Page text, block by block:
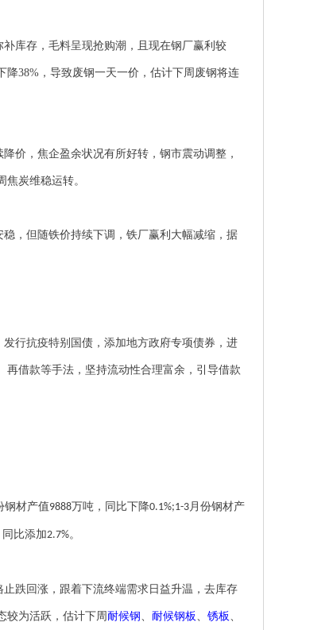
库存，毛料呈现抢购潮，且现在钢厂赢利较
降38% ，导致废钢一天一价，估计下周废钢将连
价，焦企盈余状况有所好转，钢市震动调整，
炭维稳运转。
，但随铁价持续下调，铁厂赢利大幅减缩，据
行抗疫特别国债，添加地方政府专项债券，进
借款等手法，坚持流动性合理富余，引导借款
钢材产值9888万吨，同比下降0.1%;1-3月份钢材产
比添加2.7%。
跌回涨，跟着下流终端需求日益升温，去库存
较为活跃，估计下周 耐候钢 、 耐候钢板 、 锈板 、